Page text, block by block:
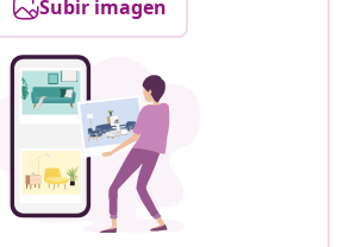
Subir imagen